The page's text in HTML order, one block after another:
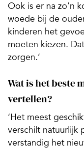
Ook is er na zo’n
woede bij de
kinderen het
moeten kiezen.
zorgen.’
Wat is het beste
vertellen?
‘Het meest
verschilt natuurlijk
verstandig het